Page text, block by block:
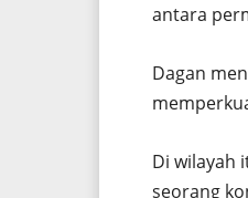
antara
Dagan
Di wilayah
seorang